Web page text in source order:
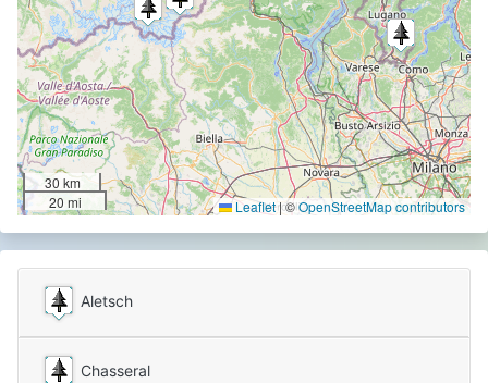
30 km
20 mi
Leaflet|©OpenStreetMap contributors
Aletsch
Chasseral